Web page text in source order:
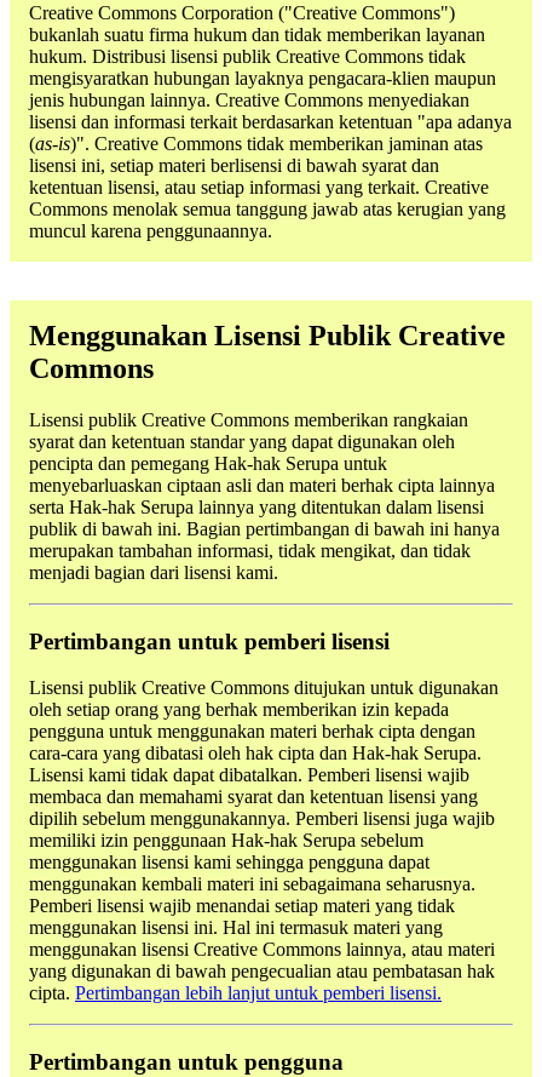
Creative Commons Corporation ("Creative Commons")
bukanlah suatu firma hukum dan tidak memberikan layanan
hukum. Distribusi lisensi publik Creative Commons tidak
mengisyaratkan hubungan layaknya pengacara-klien maupun
jenis hubungan lainnya. Creative Commons menyediakan
lisensi dan informasi terkait berdasarkan ketentuan "apa adanya
(as-is)". Creative Commons tidak memberikan jaminan atas
lisensi ini, setiap materi berlisensi di bawah syarat dan
ketentuan lisensi, atau setiap informasi yang terkait. Creative
Commons menolak semua tanggung jawab atas kerugian yang
muncul karena penggunaannya.
Menggunakan Lisensi Publik Creative
Commons
Lisensi publik Creative Commons memberikan rangkaian
syarat dan ketentuan standar yang dapat digunakan oleh
pencipta dan pemegang Hak-hak Serupa untuk
menyebarluaskan ciptaan asli dan materi berhak cipta lainnya
serta Hak-hak Serupa lainnya yang ditentukan dalam lisensi
publik di bawah ini. Bagian pertimbangan di bawah ini hanya
merupakan tambahan informasi, tidak mengikat, dan tidak
menjadi bagian dari lisensi kami.
Pertimbangan untuk pemberi lisensi
Lisensi publik Creative Commons ditujukan untuk digunakan
oleh setiap orang yang berhak memberikan izin kepada
pengguna untuk menggunakan materi berhak cipta dengan
cara-cara yang dibatasi oleh hak cipta dan Hak-hak Serupa.
Lisensi kami tidak dapat dibatalkan. Pemberi lisensi wajib
membaca dan memahami syarat dan ketentuan lisensi yang
dipilih sebelum menggunakannya. Pemberi lisensi juga wajib
memiliki izin penggunaan Hak-hak Serupa sebelum
menggunakan lisensi kami sehingga pengguna dapat
menggunakan kembali materi ini sebagaimana seharusnya.
Pemberi lisensi wajib menandai setiap materi yang tidak
menggunakan lisensi ini. Hal ini termasuk materi yang
menggunakan lisensi Creative Commons lainnya, atau materi
yang digunakan di bawah pengecualian atau pembatasan hak
cipta. Pertimbangan lebih lanjut untuk pemberi lisensi.
Pertimbangan untuk pengguna